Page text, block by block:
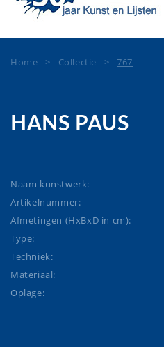
Home > Collectie >767
HANS PAUS
Naam kunstwerk:
Artikelnummer:
Afmetingen (HxBxD in cm):
Type:
Techniek:
Materiaal:
Oplage: